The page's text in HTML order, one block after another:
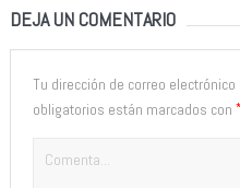
DEJA UN COMENTARIO
Tu dirección de correo
obligatorios están marcados con *